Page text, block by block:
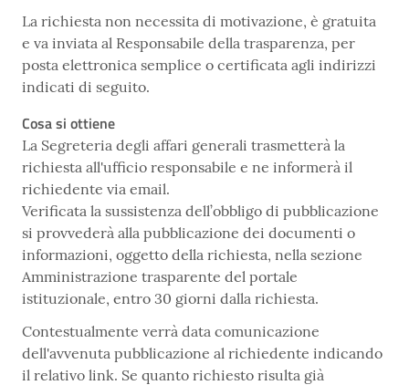
La richiesta non necessita di motivazione, è gratuita
e va inviata al Responsabile della trasparenza, per
posta elettronica semplice o certificata agli indirizzi
indicati di seguito.
Cosa si ottiene
La Segreteria degli affari generali trasmetterà la
richiesta all'ufficio responsabile e ne informerà il
richiedente via email.
Verificata la sussistenza dell’obbligo di pubblicazione
si provvederà alla pubblicazione dei documenti o
informazioni, oggetto della richiesta, nella sezione
Amministrazione trasparente del portale
istituzionale, entro 30 giorni dalla richiesta.
Contestualmente verrà data comunicazione
dell'avvenuta pubblicazione al richiedente indicando
il relativo link. Se quanto richiesto risulta già